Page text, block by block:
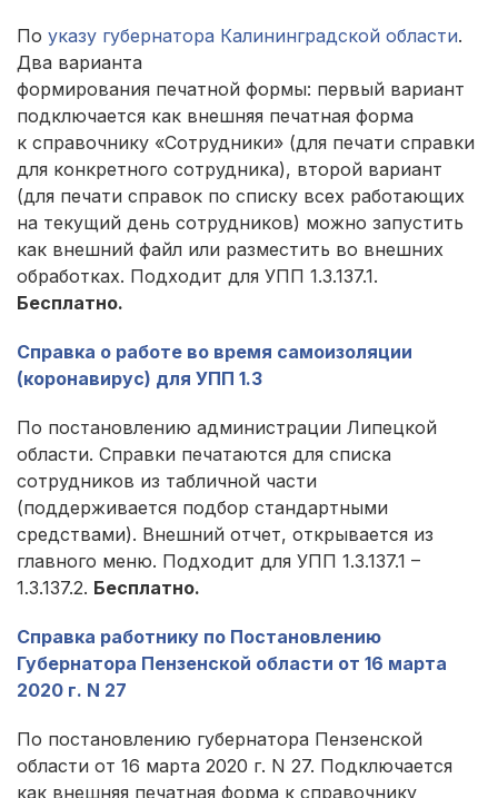
По указу губернатора Калининградской области.
Два варианта
формирования печатной формы: первый вариант
подключается как внешняя печатная форма
к справочнику «Сотрудники» (для печати справки
для конкретного сотрудника), второй вариант
(для печати справок по списку всех работающих
на текущий день сотрудников) можно запустить
как внешний файл или разместить во внешних
обработках. Подходит для УПП 1.3.137.1.
Бесплатно.
Справка о работе во время самоизоляции
(коронавирус) для УПП 1.3
По постановлению администрации Липецкой
области. Справки печатаются для списка
сотрудников из табличной части
(поддерживается подбор стандартными
средствами). Внешний отчет, открывается из
главного меню. Подходит для УПП 1.3.137.1 –
1.3.137.2. Бесплатно.
Справка работнику по Постановлению
Губернатора Пензенской области от 16 марта
2020 г. N 27
По постановлению губернатора Пензенской
области от 16 марта 2020 г. N 27. Подключается
как внешняя печатная форма к справочнику